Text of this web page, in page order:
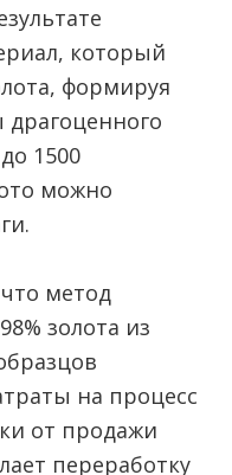
который
формируя
драгоценного
1500
можно
метод
золота из
на процесс
от продажи
переработку